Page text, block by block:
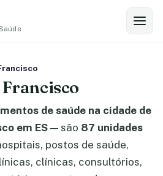
de saúde na cidade de
em ES — são 87 unidades
postos de saúde,
clínicas, consultórios,